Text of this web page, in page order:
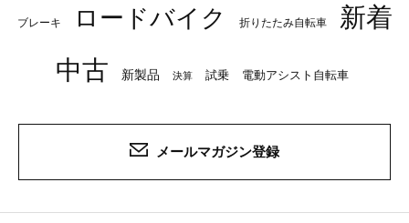
ブレーキ ロードバイク 折りたたみ自転車
新着
中古
新製品 決算 試乗 電動アシスト自転車
メールマガジン登録